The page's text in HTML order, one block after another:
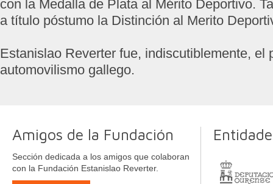
con la Medalla de Plata al Mérito Deportivo.
a título póstumo la Distinción al Merito
Estanislao Reverter fue, indiscutiblemente, el
automovilismo gallego.
Amigos de la Fundación
Sección dedicada a los amigos que colaboran
con la Fundación Estanislao Reverter.